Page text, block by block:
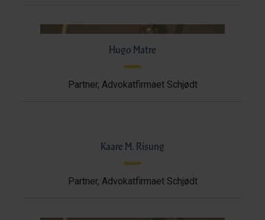
Hugo Matre
Partner, Advokatfirmaet Schjødt
Kaare M. Risung
Partner, Advokatfirmaet Schjødt